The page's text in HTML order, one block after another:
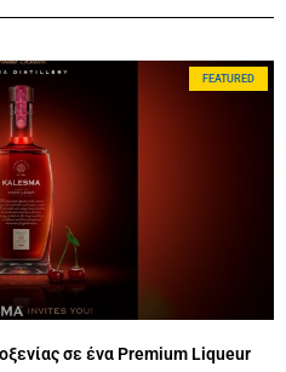
FEATURED
σε ένα Premium Liqueur